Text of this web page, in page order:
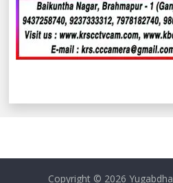
Copyright © 2026Yugabdha